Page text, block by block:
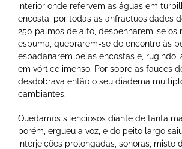
interior onde refervem as águas em
encosta, por todas as anfractuosidades
250 palmos de alto, despenharem-se os
espuma, quebrarem-se de encontro às
espadanarem pelas encostas e, rugindo,
em vórtice imenso. Por sobre as fauces
desdobrava então o seu diadema
cambiantes.
Quedamos silenciosos diante de tanta
porém, ergueu a voz, e do peito largo
interjeições prolongadas, sonoras, misto